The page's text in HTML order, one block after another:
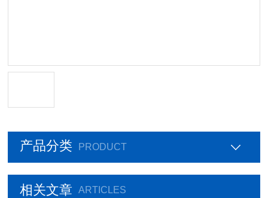
产品分类 PRODUCT
相关文章 ARTICLES